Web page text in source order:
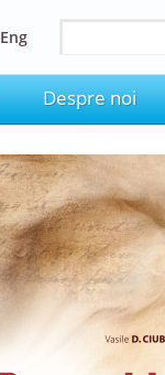
Eng
Despre noi